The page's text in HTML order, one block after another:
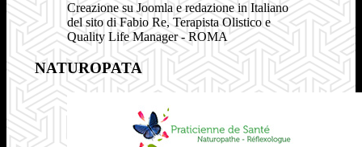
Creazione su Joomla e redazione in Italiano
del sito di Fabio Re, Terapista Olistico e
Quality Life Manager - ROMA
NATUROPATA